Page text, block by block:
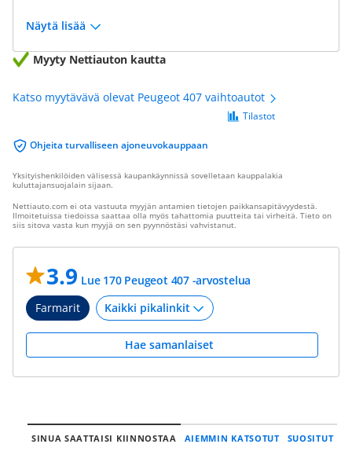
Näytä lisää
Myyty Nettiauton kautta
Katso myytävävä olevat Peugeot 407 vaihtoautot
Ohjeita turvalliseen ajoneuvokauppaan
Tilastot
Yksityishenkilöiden välisessä kaupankäynnissä sovelletaan kauppalakia
kuluttajansuojalain sijaan.
Nettiauto.com ei ota vastuuta myyjän antamien tietojen paikkansapitävyydestä.
Ilmoitetuissa tiedoissa saattaa olla myös tahattomia puutteita tai virheitä. Tieto on
siis sitova vasta kun myyjä on sen pyynnöstäsi vahvistanut.
3.9 Lue 170 Peugeot 407 -arvostelua
Farmarit
Hae samanlaiset
SINUA SAATTAISI KIINNOSTAA AIEMMIN KATSOTUT SUOSITUT